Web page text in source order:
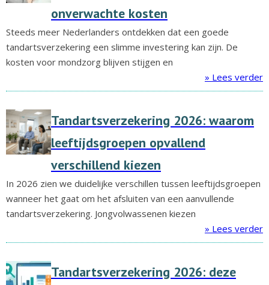
onverwachte kosten
Steeds meer Nederlanders ontdekken dat een goede
tandartsverzekering een slimme investering kan zijn. De
kosten voor mondzorg blijven stijgen en
» Lees verder
Tandartsverzekering 2026: waarom
leeftijdsgroepen opvallend
verschillend kiezen
In 2026 zien we duidelijke verschillen tussen leeftijdsgroepen
wanneer het gaat om het afsluiten van een aanvullende
tandartsverzekering. Jongvolwassenen kiezen
» Lees verder
Tandartsverzekering 2026: deze